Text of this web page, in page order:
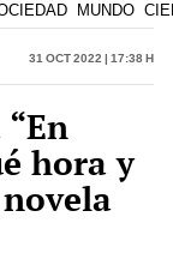
MUNDO
31 Oct 2022 | 17:38 h
hora y